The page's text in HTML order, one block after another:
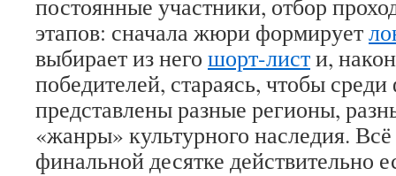
постоянные участники, отбор
этапов: сначала жюри формирует
выбирает из него шорт-листи,
победителей, стараясь, чтобы
представлены разные регионы,
«жанры» культурного наследия.
финальной десятке действительно